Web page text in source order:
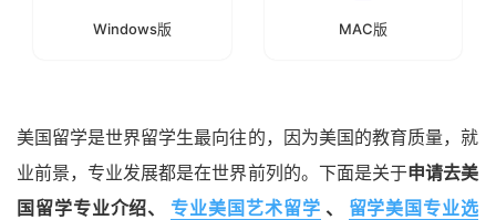
Windows版 MAC版
美国留学是世界留学生最向往的，因为美国的教育质量，就
业前景，专业发展都是在世界前列的。下面是关于申请去美
国留学专业介绍、
专业美国艺术留学 、
留学美国专业选